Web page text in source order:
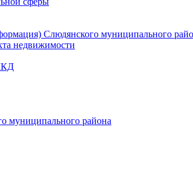
Слюдянского муниципального
недвижимости
муниципального района